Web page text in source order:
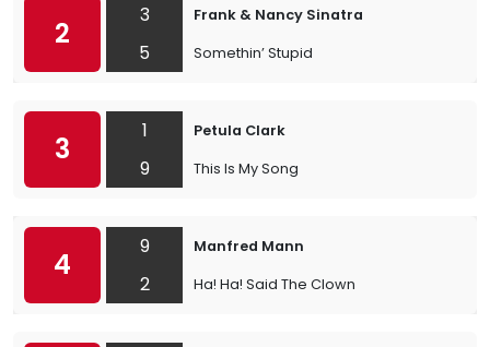
2
3
5
Frank & Nancy Sinatra
Somethin’ Stupid
3
1
9
Petula Clark
This Is My Song
4
9
2
Manfred Mann
Ha! Ha! Said The Clown